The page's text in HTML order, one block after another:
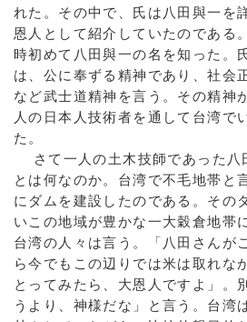
れた。その中で、氏は八田與一を
恩人として紹介していたのである
時初めて八田與一の名を知った。
は、公に奉ずる精神であり、社会
など武士道精神を言う。その精神
人の日本人技術者を通して台湾で
た。
さて一人の土木技師であった八
とは何なのか。台湾で不毛地帯と
にダムを建設したのである。その
いこの地域が豊かな一大穀倉地帯
台湾の人々は言う。「八田さんが
ら今でもこの辺りでは米は取れな
とってみたら、大恩人ですよ」。
うより、神様だな」と言う。台湾